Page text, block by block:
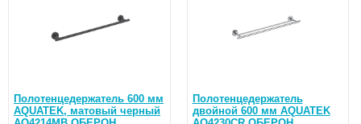
Полотенцедержатель 600 мм
AQUATEK, матовый черный
Полотенцедержатель
двойной 600 мм AQUATEK